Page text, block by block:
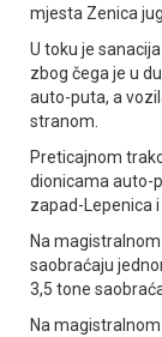
mjesta Zenica jug.
U toku je
zbog čega je u
auto-puta, a
stranom.
Preticajnom
dionicama auto-
zapad-Lepenica
Na
saobraćaju
3,5 tone
Na